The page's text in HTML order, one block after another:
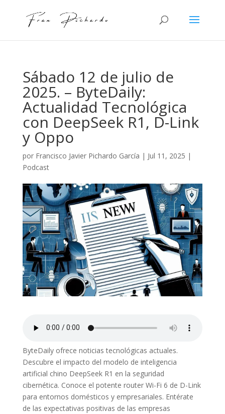
Sábado 12 de julio de
2025. – ByteDaily:
Actualidad Tecnológica
con DeepSeek R1, D-Link
y Oppo
por Francisco Javier Pichardo García | Jul 11, 2025 |
Podcast
ByteDaily ofrece noticias tecnológicas actuales.
Descubre el impacto del modelo de inteligencia
artificial chino DeepSeek R1 en la seguridad
cibernética. Conoce el potente router Wi-Fi 6 de D-Link
para entornos domésticos y empresariales. Entérate
de las expectativas positivas de las empresas